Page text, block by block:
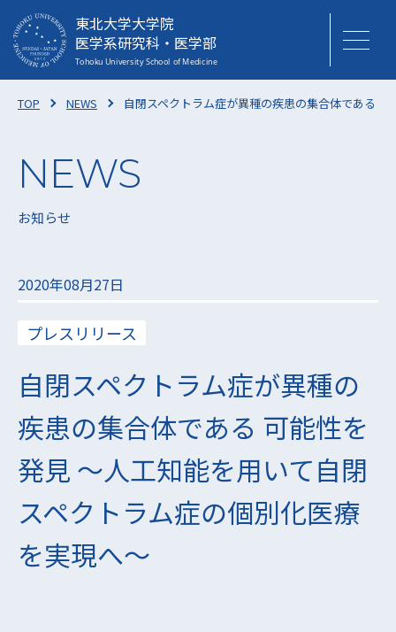
東北大学大学院
医学系研究科・医学部
TOP NEWS 自閉スペクトラム症が異種の疾患の集合体である
お知らせ
2020年08月27日
プレスリリース
自閉スペクトラム症が異種の
疾患の集合体である 可能性を
発見 ～人工知能を用いて自閉
スペクトラム症の個別化医療
を実現へ～